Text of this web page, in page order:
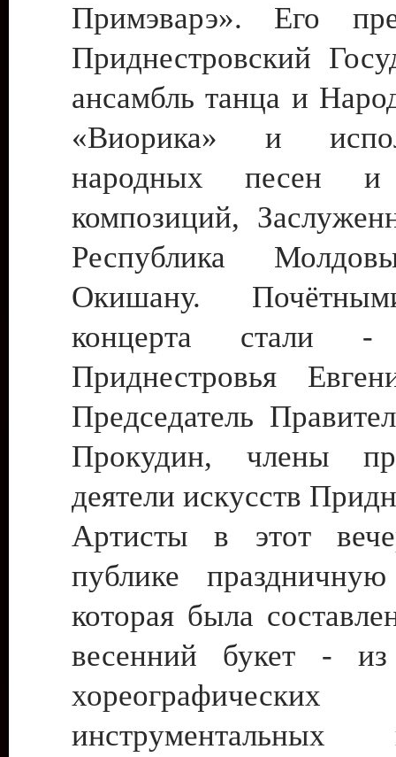
Примэварэ». Его
Приднестровский
ансамбль танца и
«Виорика» и
народных песен и
композиций,
Республика
Окишану.
концерта стали -
Приднестровья
Председатель
Прокудин, члены
деятели искусств
Артисты в этот
публике
которая была
весенний букет - из
инструментальных